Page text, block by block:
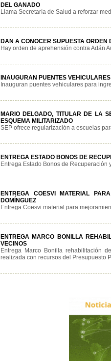
DEL GANADO
Llama Secretaría de Salud a reforzar
DAN A CONOCER SUPUESTA
Hay orden de aprehensión contra Adán
INAUGURAN PUENTES
Inauguran puentes vehiculares para
MARIO DELGADO, TITULAR DE LA
ESQUEMA MILITARIZADO
SEP ofrece regularización a escuelas
ENTREGA ESTADO BONOS DE
Entrega Estado Bonos de Recuperación
ENTREGA COESVI MATERIAL
DOMÍNGUEZ
Entrega Coesvi material para
ENTREGA MARCO BONILLA
VECINOS
Entrega Marco Bonilla rehabilitación
realizada con recursos del Presupuesto